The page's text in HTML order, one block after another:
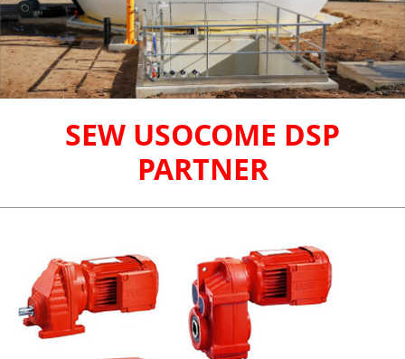
SEW USOCOME DSP
PARTNER